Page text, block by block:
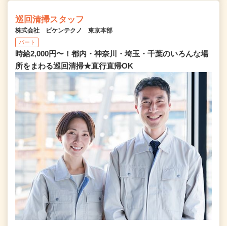
巡回清掃スタッフ
株式会社 ビケンテクノ 東京本部
パート
時給2,000円〜！都内・神奈川・埼玉・千葉のいろんな場
所をまわる巡回清掃★直行直帰OK